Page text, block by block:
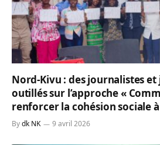
Nord-Kivu : des journalistes et
outillés sur l’approche «
renforcer la cohésion sociale
Bydk NK 9 avril 2026